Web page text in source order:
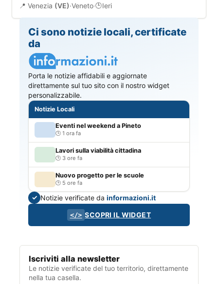
📍 Venezia (VE)·Veneto·🕒Ieri
Ci sono notizie locali, certificate
da
Porta le notizie affidabili e aggiornate
direttamente sul tuo sito con il nostro widget
personalizzabile.
Notizie Locali
Eventi nel weekend a Pineto
1 ora fa
Lavori sulla viabilità cittadina
3 ore fa
Nuovo progetto per le scuole
5 ore fa
✓ Notizie verificate dainformazioni.it
</> SCOPRI IL WIDGET
Iscriviti alla newsletter
Le notizie verificate del tuo territorio, direttamente
nella tua casella.